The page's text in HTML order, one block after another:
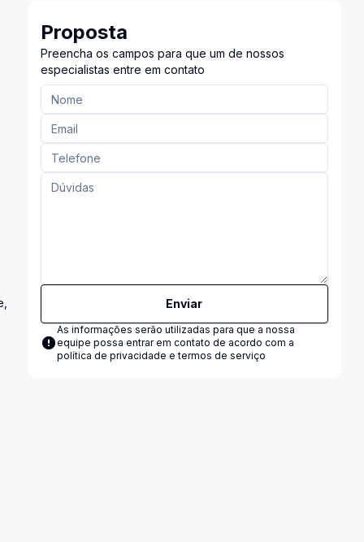
Proposta
Preencha os campos para que um de nossos
especialistas entre em contato
Enviar
As informações serão utilizadas para que a nossa
equipe possa entrar em contato de acordo com a
política de privacidade e termos de serviço